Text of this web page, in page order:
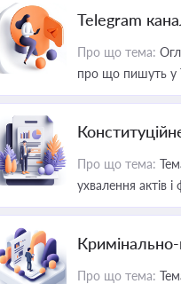
Telegram
Про що тема:
про що пишуть у
Про що тема:
ухвалення актів
Про що тема: